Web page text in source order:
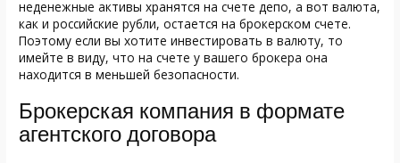
неденежные активы хранятся на счете депо, а вот валюта,
как и российские рубли, остается на брокерском счете.
Поэтому если вы хотите инвестировать в валюту, то
имейте в виду, что на счете у вашего брокера она
находится в меньшей безопасности.
Брокерская компания в формате
агентского договора